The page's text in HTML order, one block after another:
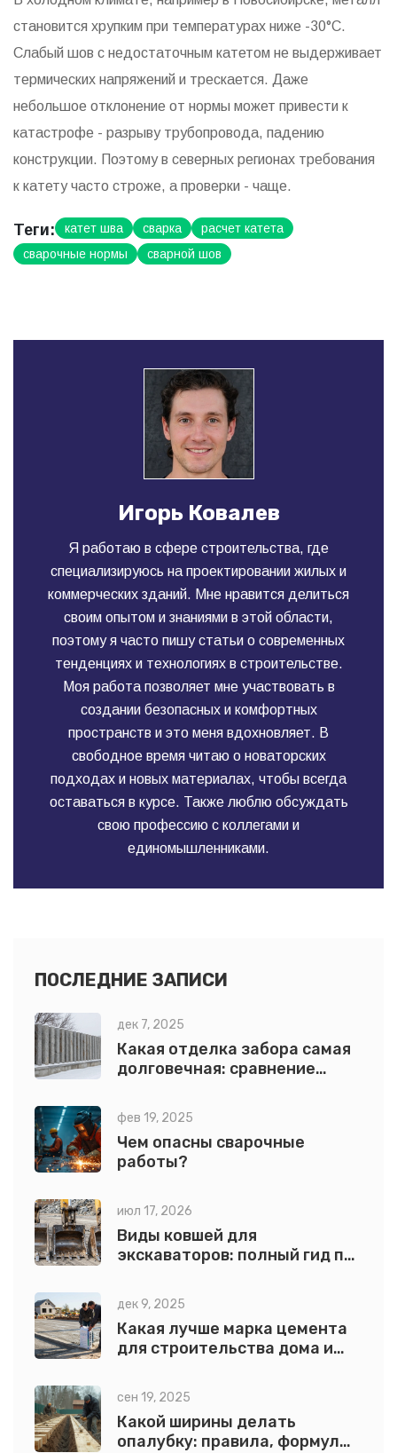
становится хрупким при температурах ниже -30°C.
Слабый шов с недостаточным катетом не выдерживает
термических напряжений и трескается. Даже
небольшое отклонение от нормы может привести к
катастрофе - разрыву трубопровода, падению
конструкции. Поэтому в северных регионах требования
к катету часто строже, а проверки - чаще.
Теги: катет шва сварка
расчет катета
сварочные нормы
сварной шов
Игорь Ковалев
Я работаю в сфере строительства, где
специализируюсь на проектировании жилых и
коммерческих зданий. Мне нравится делиться
своим опытом и знаниями в этой области,
поэтому я часто пишу статьи о современных
тенденциях и технологиях в строительстве.
Моя работа позволяет мне участвовать в
создании безопасных и комфортных
пространств и это меня вдохновляет. В
свободное время читаю о новаторских
подходах и новых материалах, чтобы всегда
оставаться в курсе. Также люблю обсуждать
свою профессию с коллегами и
единомышленниками.
ПОСЛЕДНИЕ ЗАПИСИ
дек 7, 2025
Какая отделка забора самая
долговечная: сравнение
сроки службы
фев 19, 2025
Чем опасны сварочные
работы?
июл 17, 2026
Виды ковшей для
экскаваторов: полный гид по
дек 9, 2025
Какая лучше марка цемента
для строительства дома и
сен 19, 2025
Какой ширины делать
опалубку: правила, формулы